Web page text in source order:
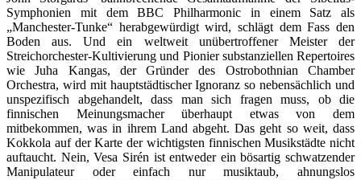
Symphonien mit dem BBC Philharmonic in einem Satz als
„Manchester-Tunke“ herabgewürdigt wird, schlägt dem Fass den
Boden aus. Und ein weltweit unübertroffener Meister der
Streichorchester-Kultivierung und Pionier substanziellen Repertoires
wie Juha Kangas, der Gründer des Ostrobothnian Chamber
Orchestra, wird mit hauptstädtischer Ignoranz so nebensächlich und
unspezifisch abgehandelt, dass man sich fragen muss, ob die
finnischen Meinungsmacher überhaupt etwas von dem
mitbekommen, was in ihrem Land abgeht. Das geht so weit, dass
Kokkola auf der Karte der wichtigsten finnischen Musikstädte nicht
auftaucht. Nein, Vesa Sirén ist entweder ein bösartig schwatzender
Manipulateur oder einfach nur musiktaub, ahnungslos